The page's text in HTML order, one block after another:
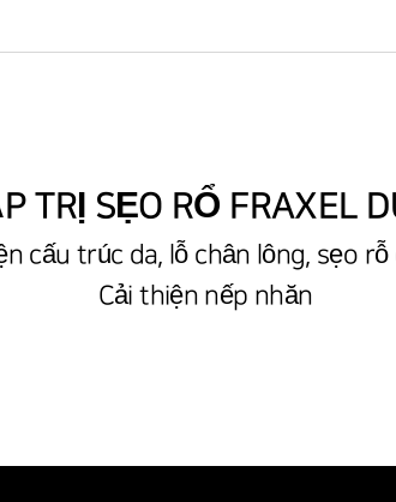
TRỊ SẸO RỔ FRAXEL
cấu trúc da, lỗ chân lông, sẹo rỗ
Cải thiện nếp nhăn